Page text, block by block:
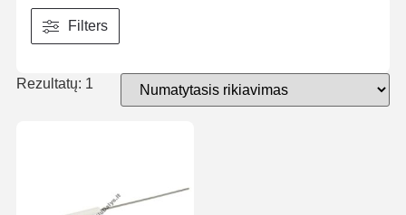
Filters
Rezultatų: 1